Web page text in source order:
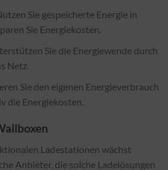
Sie gespeicherte Energie in
Sie Energiekosten.
Sie die Energiewende durch
Netz.
Sie den eigenen Energieverbrauch
die Energiekosten.
Ladestationen wächst
Anbieter, die solche Ladelösungen